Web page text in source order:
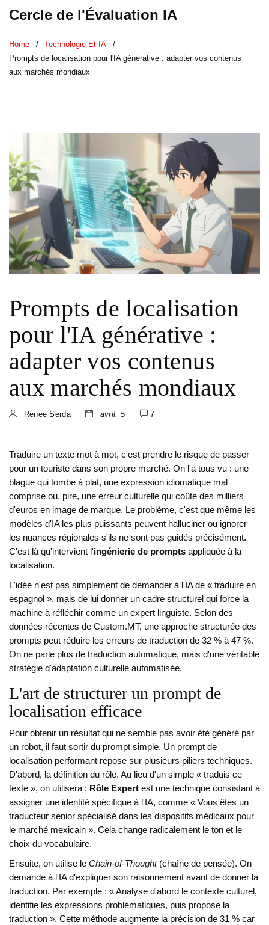
Cercle de l'Évaluation IA
Home
Technologie Et IA
Prompts de localisation pour l'IA générative : adapter vos contenus
aux marchés mondiaux
Prompts de localisation
pour l'IA générative :
adapter vos contenus
aux marchés mondiaux
Renee Serda avril. 5 7
Traduire un texte mot à mot, c'est prendre le risque de passer
pour un touriste dans son propre marché. On l'a tous vu : une
blague qui tombe à plat, une expression idiomatique mal
comprise ou, pire, une erreur culturelle qui coûte des milliers
d'euros en image de marque. Le problème, c'est que même les
modèles d'IA les plus puissants peuvent halluciner ou ignorer
les nuances régionales s'ils ne sont pas guidés précisément.
C'est là qu'intervient l'ingénierie de prompts appliquée à la
localisation.
L'idée n'est pas simplement de demander à l'IA de « traduire en
espagnol », mais de lui donner un cadre structurel qui force la
machine à réfléchir comme un expert linguiste. Selon des
données récentes de Custom.MT, une approche structurée des
prompts peut réduire les erreurs de traduction de 32 % à 47 %.
On ne parle plus de traduction automatique, mais d'une véritable
stratégie d'adaptation culturelle automatisée.
L'art de structurer un prompt de
localisation efficace
Pour obtenir un résultat qui ne semble pas avoir été généré par
un robot, il faut sortir du prompt simple. Un prompt de
localisation performant repose sur plusieurs piliers techniques.
D'abord, la définition du rôle. Au lieu d'un simple « traduis ce
texte », on utilisera : Rôle Expert est une technique consistant à
assigner une identité spécifique à l'IA, comme « Vous êtes un
traducteur senior spécialisé dans les dispositifs médicaux pour
le marché mexicain ». Cela change radicalement le ton et le
choix du vocabulaire.
Ensuite, on utilise le Chain-of-Thought(chaîne de pensée). On
demande à l'IA d'expliquer son raisonnement avant de donner la
traduction. Par exemple : « Analyse d'abord le contexte culturel,
identifie les expressions problématiques, puis propose la
traduction ». Cette méthode augmente la précision de 31 % car